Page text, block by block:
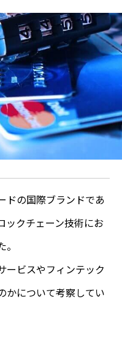
ドの国際ブランドであ
ックチェーン技術にお
ービスやフィンテック
かについて考察してい